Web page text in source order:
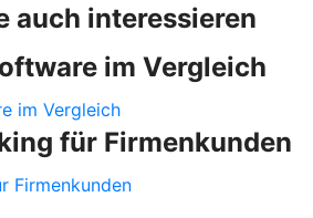
auch interessieren
im Vergleich
im Vergleich
für Firmenkunden
Firmenkunden